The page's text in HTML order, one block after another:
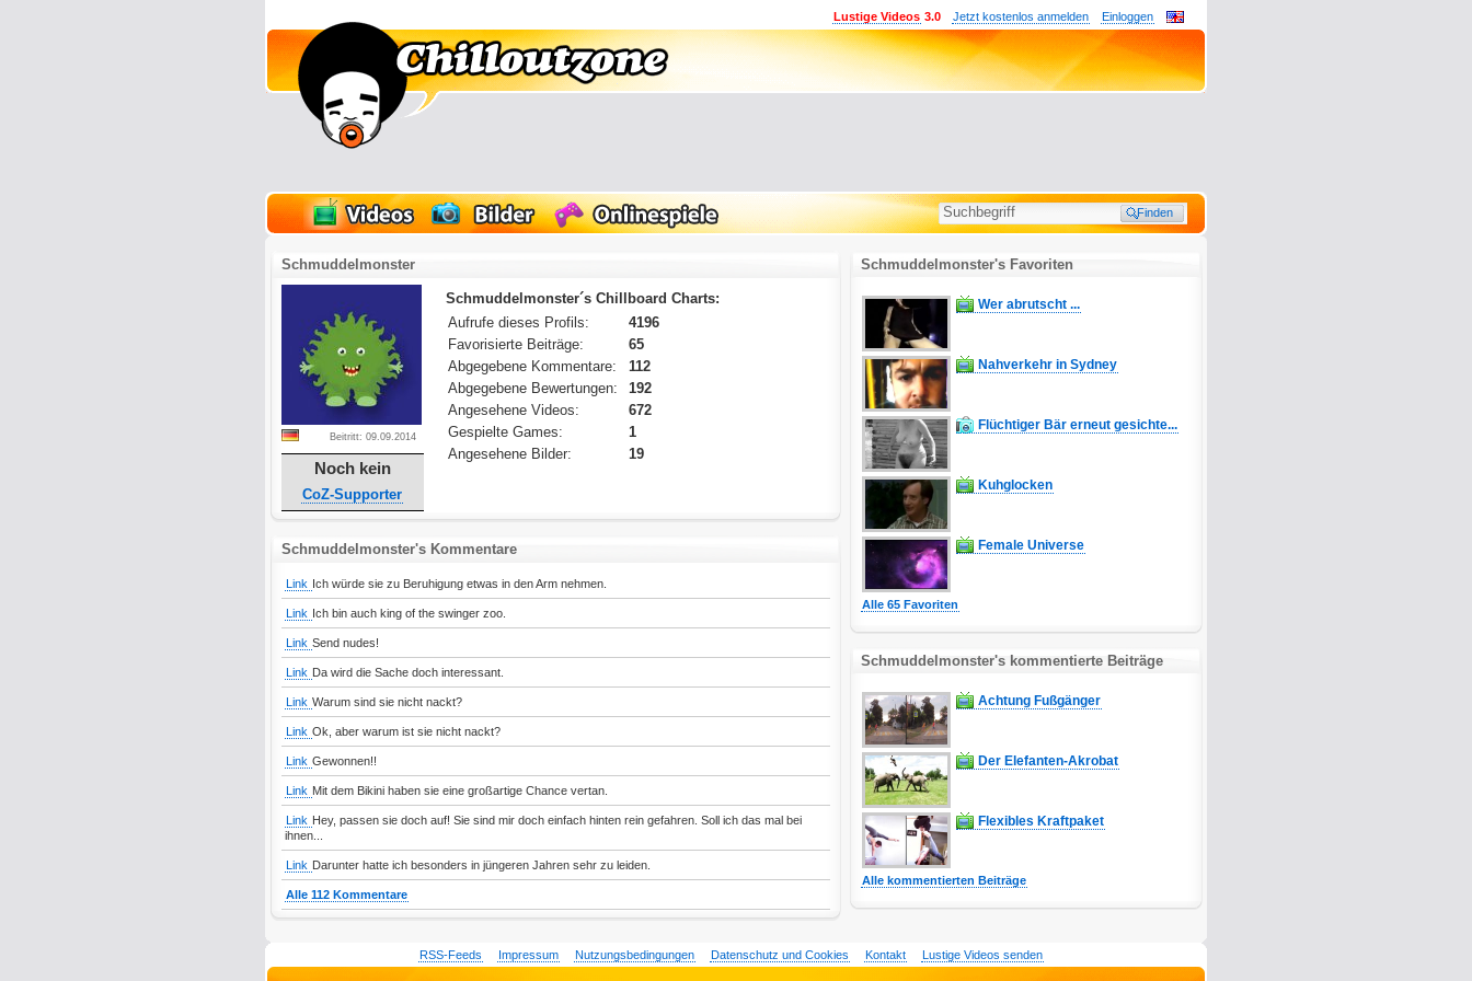
Einloggen
Jetzt kostenlos anmelden
Lustige Videos 3.0
Schmuddelmonster
Beitritt: 09.09.2014
Noch kein
CoZ-Supporter
Schmuddelmonster´s Chillboard Charts:
Aufrufe dieses Profils:
4196
Favorisierte Beiträge:
65
Abgegebene Kommentare:
112
Abgegebene Bewertungen:
192
Angesehene Videos:
672
Gespielte Games:
1
Angesehene Bilder:
19
Schmuddelmonster's Kommentare
Link Ich würde sie zu Beruhigung etwas in den Arm nehmen.
Link Ich bin auch king of the swinger zoo.
Link Send nudes!
Link Da wird die Sache doch interessant.
Link Warum sind sie nicht nackt?
Link Ok, aber warum ist sie nicht nackt?
Link Gewonnen!!
Link Mit dem Bikini haben sie eine großartige Chance vertan.
Link Hey, passen sie doch auf! Sie sind mir doch einfach hinten rein gefahren. Soll ich das mal bei
ihnen...
Link Darunter hatte ich besonders in jüngeren Jahren sehr zu leiden.
Alle 112 Kommentare
Schmuddelmonster's Favoriten
Wer abrutscht ...
Nahverkehr in Sydney
Flüchtiger Bär erneut gesichte...
Kuhglocken
Female Universe
Alle 65 Favoriten
Schmuddelmonster's kommentierte Beiträge
Achtung Fußgänger
Der Elefanten-Akrobat
Flexibles Kraftpaket
Alle kommentierten Beiträge
RSS-Feeds Impressum Nutzungsbedingungen Datenschutz und Cookies Kontakt Lustige Videos senden